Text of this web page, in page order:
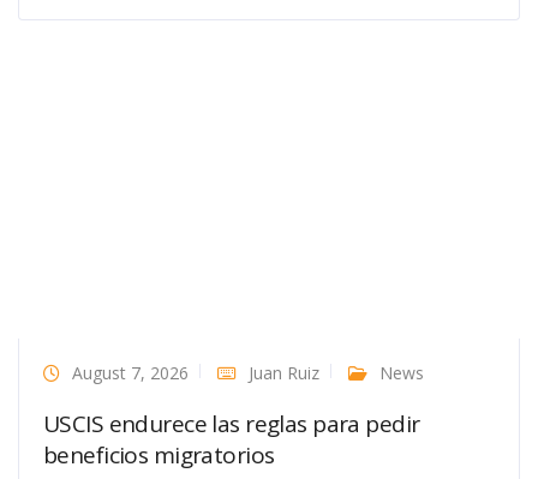
August 7, 2026 Juan Ruiz News
USCIS endurece las reglas para pedir
beneficios migratorios